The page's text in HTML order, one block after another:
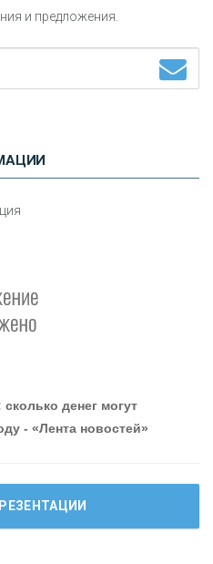
делают для того, чтобы
- «Интервью»
и предложения.
денег могут
- «Лента новостей»